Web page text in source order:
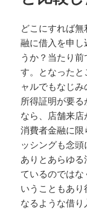
どこにすれば
融に借入を申し
うか？当たり
す。となった
ャルでもなじみ
所得証明が要
なら、店舗来店
消費者金融に
ッシングも念頭
ありとあらゆ
ているのでは
いうこともあ
なるような借